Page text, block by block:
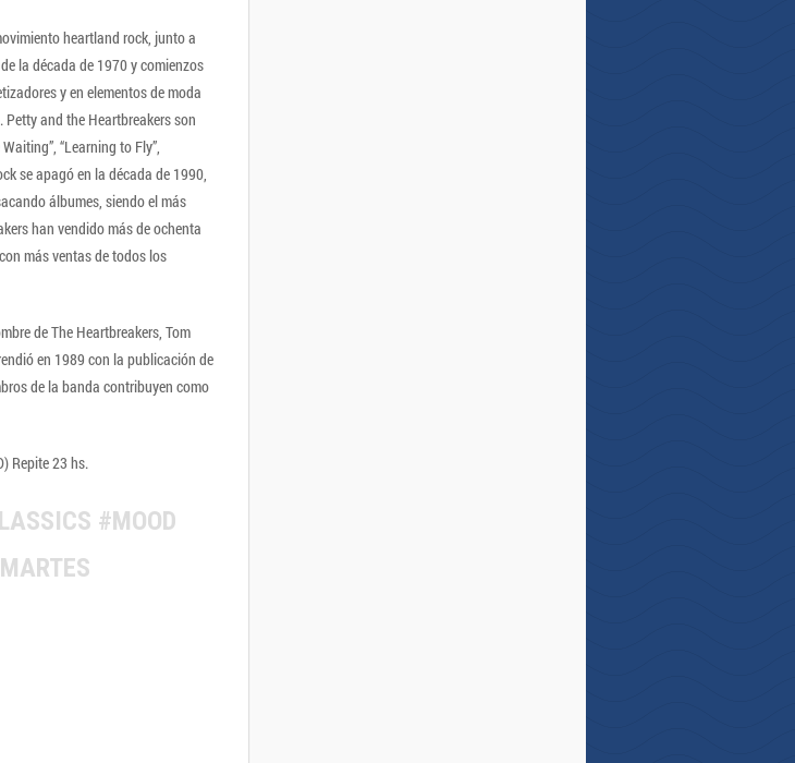
heartland rock, junto a
la década de 1970 y comienzos
y en elementos de moda
and the Heartbreakers son
“Learning to Fly”,
se apagó en la década de 1990,
álbumes, siendo el más
han vendido más de ochenta
más ventas de todos los
de The Heartbreakers, Tom
en 1989 con la publicación de
de la banda contribuyen como
Repite 23 hs.
#MOOD